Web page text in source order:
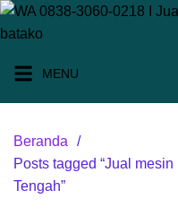
Langsung
ke
MENU
Beranda
Posts tagged “Jual
Tengah”